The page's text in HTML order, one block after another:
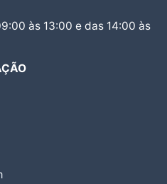
às 13:00 e das 14:00 às